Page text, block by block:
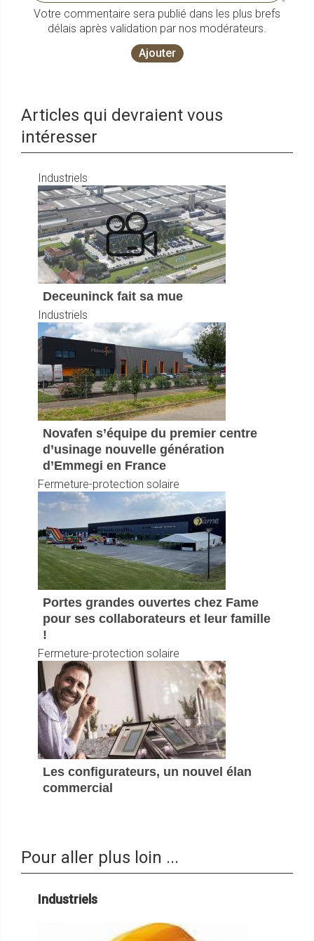
Votre commentaire sera publié dans les plus brefs
délais après validation par nos modérateurs.
Ajouter
Articles qui devraient vous
intéresser
Industriels
Deceuninck fait sa mue
Industriels
Novafen s’équipe du premier centre
d’usinage nouvelle génération
d’Emmegi en France
Fermeture-protection solaire
Portes grandes ouvertes chez Fame
pour ses collaborateurs et leur famille
!
Fermeture-protection solaire
Les configurateurs, un nouvel élan
commercial
Pour aller plus loin ...
Industriels